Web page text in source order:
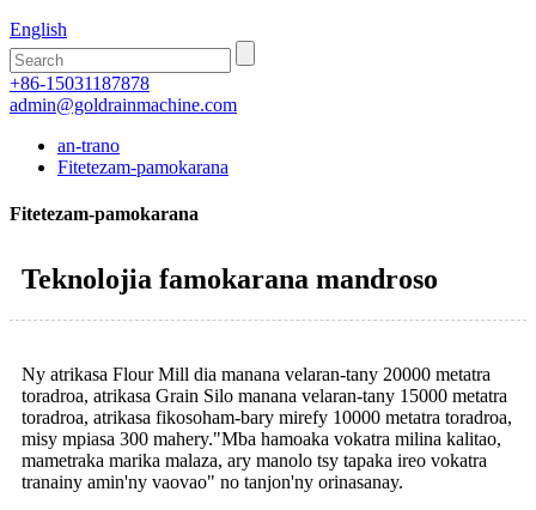
English
+86-15031187878
admin@goldrainmachine.com
an-trano
Fitetezam-pamokarana
Fitetezam-pamokarana
Teknolojia famokarana mandroso
Ny atrikasa Flour Mill dia manana velaran-tany 20000 metatra
toradroa, atrikasa Grain Silo manana velaran-tany 15000 metatra
toradroa, atrikasa fikosoham-bary mirefy 10000 metatra toradroa,
misy mpiasa 300 mahery."Mba hamoaka vokatra milina kalitao,
mametraka marika malaza, ary manolo tsy tapaka ireo vokatra
tranainy amin'ny vaovao" no tanjon'ny orinasanay.